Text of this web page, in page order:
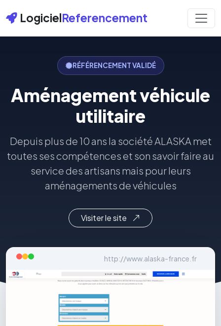
LogicielReferencement
RÉFÉRENCEMENT VALIDÉ
Aménagement véhicule
utilitaire
Depuis plus de 10 ans la société ALASKA met
toutes ses compétences et son savoir faire au
service des artisans mais pour leurs
aménagements de véhicules
Visiter le site
http://www.alaska-france.fr